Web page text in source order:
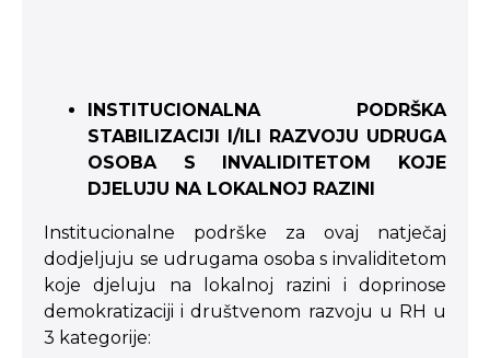
INSTITUCIONALNA PODRŠKA
STABILIZACIJI I/ILI RAZVOJU UDRUGA
OSOBA S INVALIDITETOM KOJE
DJELUJU NA LOKALNOJ RAZINI
Institucionalne podrške za ovaj natječaj
dodjeljuju se udrugama osoba s invaliditetom
koje djeluju na lokalnoj razini i doprinose
demokratizaciji i društvenom razvoju u RH u
3 kategorije: